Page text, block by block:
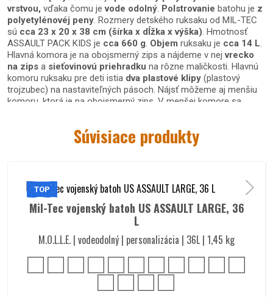
vrstvou, vďaka čomu jevode odolný. Polstrovanie batohu je z
polyetylénovéj peny. Rozmery detského ruksaku od MIL-TEC
sú cca 23 x 20 x 38 cm (šírka x dĺžka x výška). Hmotnosť
ASSAULT PACK KIDS je cca 660 g. Objem ruksaku je cca 14 L.
Hlavná komora je na obojsmerný zips a nájdeme v nejvrecko
na zips a sieťovinovú priehradku na rôzne maličkosti. Hlavnú
komoru ruksaku pre deti istia dva plastové klipy (plastový
trojzubec) na nastaviteľných pásoch. Nájsť môžeme aj menšiu
komoru, ktorá je na obojsmerný zips. V menšej komore sa
kapse sa nachádzavelcro panel s nášívkou tigra
a vo vnútri kapsy sa ukrýva organizér.
polstrované z polyetylénovéj peny . Popruhy aj zadná strana
detského batohu US ASSAULT súodvetranéaanatomicky
tvarované.Popruhysúnastaviteľné. Na popruhoch sa
D-krúžky
, ako aj nastaviteľný hrudný popruh
zapínaný na plastový klip (plastový trojzubec) pre lepšiu
nositeľnosť. Ruksak je vhodnýdo školy, či na výlety, na
Súvisiace produkty
TOP
Mil-Tec vojenský batoh US ASSAULT LARGE, 36
L
M.O.L.L.E. | vodeodolný | personalizácia | 36L | 1,45 kg